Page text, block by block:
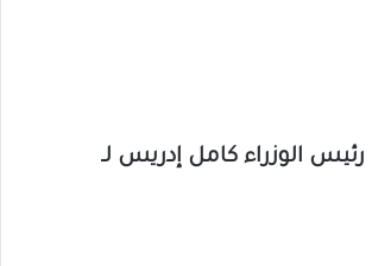
الوزراء كامل إدريس لـ